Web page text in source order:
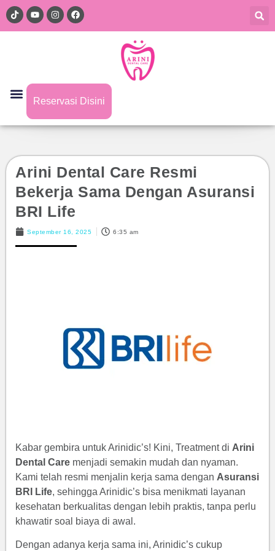
Reservasi Disini
Arini Dental Care Resmi
Bekerja Sama Dengan Asuransi
BRI Life
September 16, 2025 6:35 am
Kabar gembira untuk Arinidic’s! Kini, Treatment di Arini
Dental Care menjadi semakin mudah dan nyaman.
Kami telah resmi menjalin kerja sama dengan Asuransi
BRI Life, sehingga Arinidic’s bisa menikmati layanan
kesehatan berkualitas dengan lebih praktis, tanpa perlu
khawatir soal biaya di awal.
Dengan adanya kerja sama ini, Arinidic’s cukup